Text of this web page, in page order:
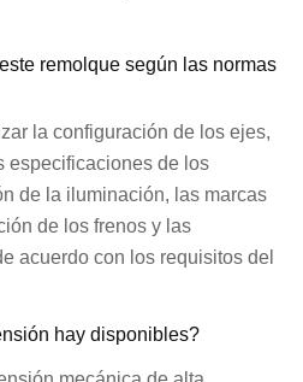
remolque según las normas
la configuración de los ejes,
especificaciones de los
de la iluminación, las marcas
de los frenos y las
acuerdo con los requisitos del
hay disponibles?